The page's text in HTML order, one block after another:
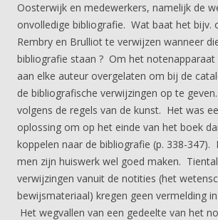
Oosterwijk en medewerkers, namelijk de
onvolledige bibliografie. Wat baat het bijv.
Rembry en Brulliot te verwijzen wanneer
bibliografie staan ? Om het notenapparaat
aan elke auteur overgelaten om bij de
de bibliografische verwijzingen op te
volgens de regels van de kunst. Het was
oplossing om op het einde van het boek
koppelen naar de bibliografie (p. 338-
men zijn huiswerk wel goed maken.
verwijzingen vanuit de notities (het
bewijsmateriaal) kregen geen vermelding
Het wegvallen van een gedeelte van het